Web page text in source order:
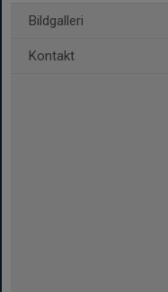
Bildgalleri
Kontakt